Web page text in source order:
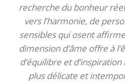
recherche du bonheur
vers l’harmonie, de
sensibles qui osent
dimension d’âme offre à
d’équilibre et
plus délicate et